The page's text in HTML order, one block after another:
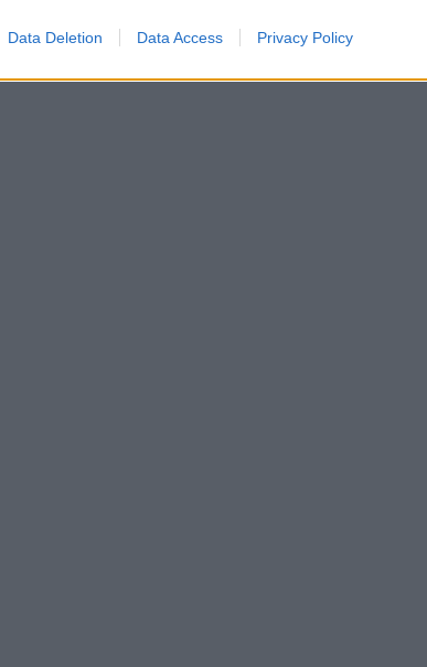
Data Deletion Data Access Privacy Policy